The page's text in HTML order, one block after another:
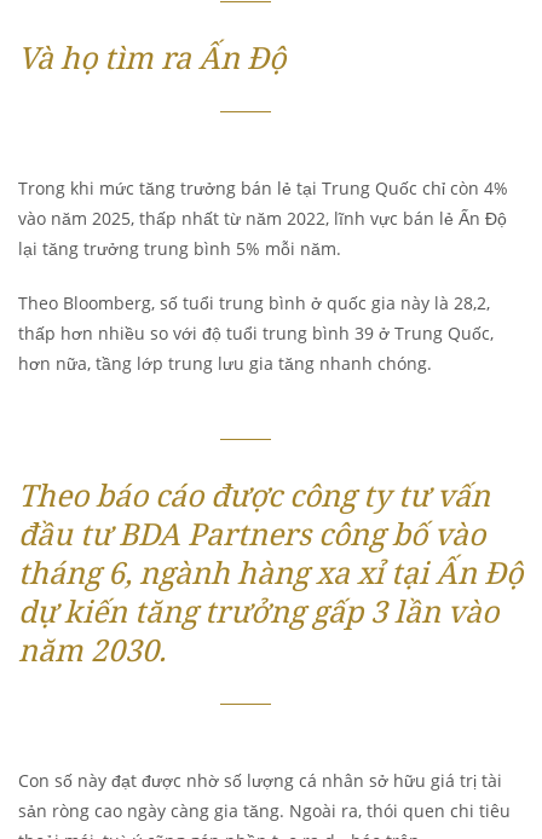
Và họ tìm ra Ấn Độ
Trong khi mức tăng trưởng bán lẻ tại Trung Quốc chỉ còn 4%
vào năm 2025, thấp nhất từ năm 2022, lĩnh vực bán lẻ Ấn Độ
lại tăng trưởng trung bình 5% mỗi năm.
Theo Bloomberg, số tuổi trung bình ở quốc gia này là 28,2,
thấp hơn nhiều so với độ tuổi trung bình 39 ở Trung Quốc,
hơn nữa, tầng lớp trung lưu gia tăng nhanh chóng.
Theo báo cáo được công ty tư vấn
đầu tư BDA Partners công bố vào
tháng 6, ngành hàng xa xỉ tại Ấn Độ
dự kiến tăng trưởng gấp 3 lần vào
năm 2030.
Con số này đạt được nhờ số lượng cá nhân sở hữu giá trị tài
sản ròng cao ngày càng gia tăng. Ngoài ra, thói quen chi tiêu